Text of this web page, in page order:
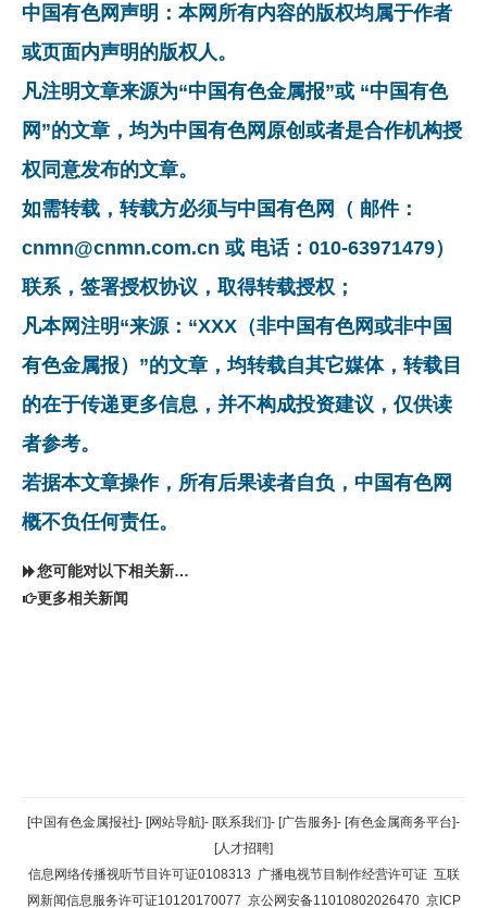
中国有色网声明：本网所有内容的版权均属于作者
或页面内声明的版权人。
凡注明文章来源为“中国有色金属报”或 “中国有色
网”的文章，均为中国有色网原创或者是合作机构授
权同意发布的文章。
如需转载，转载方必须与中国有色网（ 邮件：
cnmn@cnmn.com.cn 或 电话：010-63971479）
联系，签署授权协议，取得转载授权；
凡本网注明“来源：“XXX（非中国有色网或非中国
有色金属报）”的文章，均转载自其它媒体，转载目
的在于传递更多信息，并不构成投资建议，仅供读
者参考。
若据本文章操作，所有后果读者自负，中国有色网
概不负任何责任。
您可能对以下相关新闻同样感兴趣
更多相关新闻
返回顶部
返回首页
[中国有色金属报社]- [网站导航]- [联系我们]- [广告服务]- [有色金属商务平台]-
[人才招聘]
信息网络传播视听节目许可证0108313 广播电视节目制作经营许可证 互联
网新闻信息服务许可证10120170077 京公网安备11010802026470 京ICP